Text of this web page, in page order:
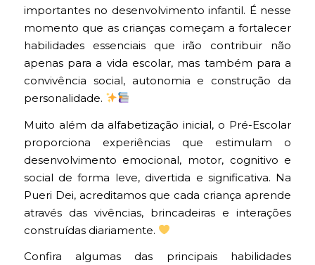
importantes no desenvolvimento infantil. É nesse
momento que as crianças começam a fortalecer
habilidades essenciais que irão contribuir não
apenas para a vida escolar, mas também para a
convivência social, autonomia e construção da
personalidade.
Muito além da alfabetização inicial, o Pré-Escolar
proporciona experiências que estimulam o
desenvolvimento emocional, motor, cognitivo e
social de forma leve, divertida e significativa. Na
Pueri Dei, acreditamos que cada criança aprende
através das vivências, brincadeiras e interações
construídas diariamente.
Confira algumas das principais habilidades